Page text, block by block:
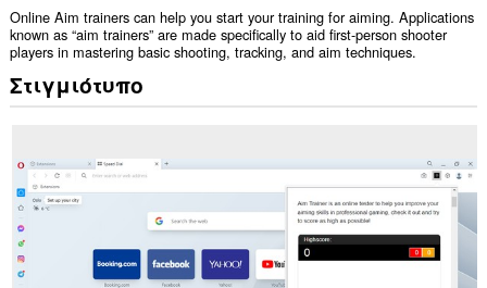
Online Aim trainers can help you start your training for aiming. Applications
known as “aim trainers” are made specifically to aid first-person shooter
players in mastering basic shooting, tracking, and aim techniques.
Στιγμιότυπο